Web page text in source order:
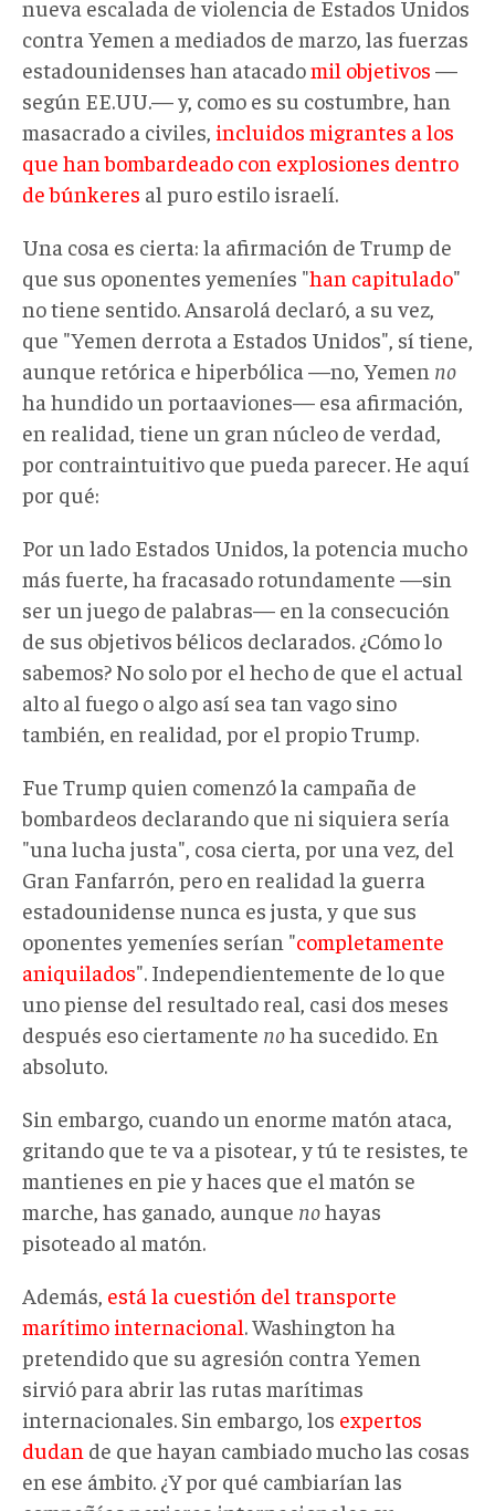
nueva escalada de violencia de Estados Unidos
contra Yemen a mediados de marzo, las fuerzas
estadounidenses han atacadomil objetivos —
según EE.UU.— y, como es su costumbre, han
masacrado a civiles, incluidos migrantes a los
que han bombardeado con explosiones dentro
de búnkeres al puro estilo israelí.
Una cosa es cierta: la afirmación de Trump de
que sus oponentes yemeníes "han capitulado"
no tiene sentido. Ansarolá declaró, a su vez,
que "Yemen derrota a Estados Unidos", sí tiene,
aunque retórica e hiperbólica —no, Yemen no
ha hundido un portaaviones— esa afirmación,
en realidad, tiene un gran núcleo de verdad,
por contraintuitivo que pueda parecer. He aquí
por qué:
Por un lado Estados Unidos, la potencia mucho
más fuerte, ha fracasado rotundamente —sin
ser un juego de palabras— en la consecución
de sus objetivos bélicos declarados. ¿Cómo lo
sabemos? No solo por el hecho de que el actual
alto al fuego o algo así sea tan vago sino
también, en realidad, por el propio Trump.
Fue Trump quien comenzó la campaña de
bombardeos declarando que ni siquiera sería
"una lucha justa", cosa cierta, por una vez, del
Gran Fanfarrón, pero en realidad la guerra
estadounidense nunca es justa, y que sus
oponentes yemeníes serían "completamente
aniquilados". Independientemente de lo que
uno piense del resultado real, casi dos meses
después eso ciertamente noha sucedido. En
absoluto.
Sin embargo, cuando un enorme matón ataca,
gritando que te va a pisotear, y tú te resistes, te
mantienes en pie y haces que el matón se
marche, has ganado, aunque nohayas
pisoteado al matón.
Además, está la cuestión del transporte
marítimo internacional. Washington ha
pretendido que su agresión contra Yemen
sirvió para abrir las rutas marítimas
internacionales. Sin embargo, los expertos
dudan de que hayan cambiado mucho las cosas
en ese ámbito. ¿Y por qué cambiarían las